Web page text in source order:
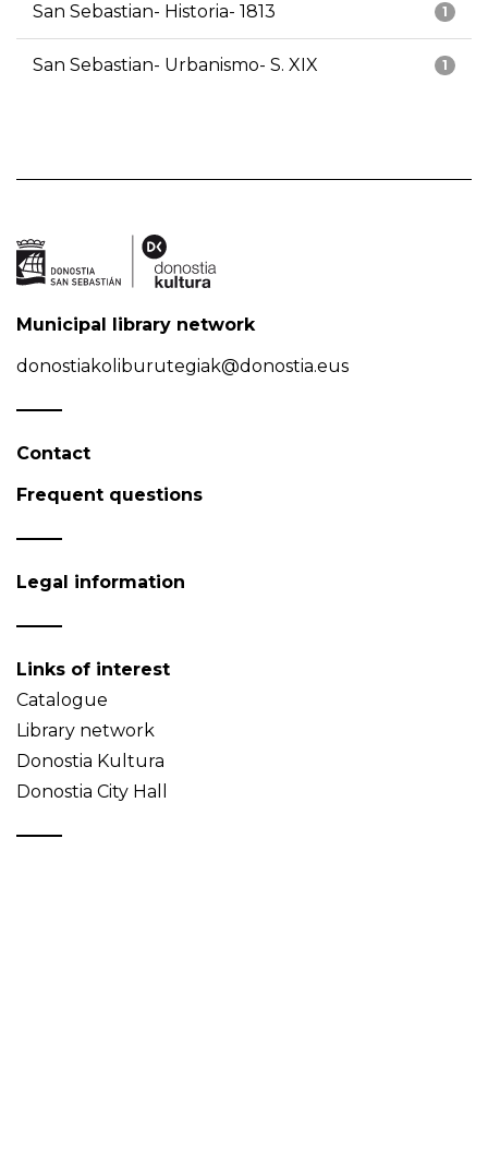
1
San Sebastian- Historia- 1813
1
San Sebastian- Urbanismo- S. XIX
Municipal library network
donostiakoliburutegiak@donostia.eus
Contact
Frequent questions
Legal information
Links of interest
Catalogue
Library network
Donostia Kultura
Donostia City Hall